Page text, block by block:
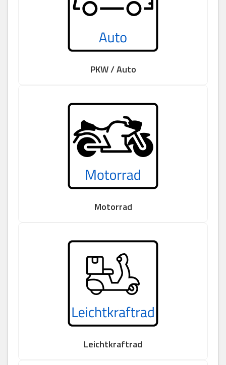
PKW / Auto
Motorrad
Leichtkraftrad